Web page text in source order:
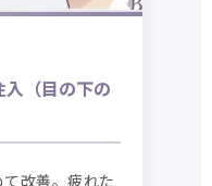
入（目の下の
改善。疲れた